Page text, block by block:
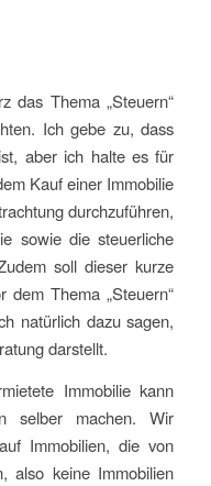
das Thema „Steuern“
Ich gebe zu, dass
aber ich halte es für
Kauf einer Immobilie
durchzuführen,
sowie die steuerliche
soll dieser kurze
Thema „Steuern“
natürlich dazu sagen,
darstellt.
Immobilie kann
selber machen. Wir
Immobilien, die von
also keine Immobilien